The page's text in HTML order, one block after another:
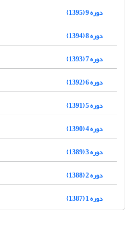
دوره 9 (1395)
دوره 8 (1394)
دوره 7 (1393)
دوره 6 (1392)
دوره 5 (1391)
دوره 4 (1390)
دوره 3 (1389)
دوره 2 (1388)
دوره 1 (1387)